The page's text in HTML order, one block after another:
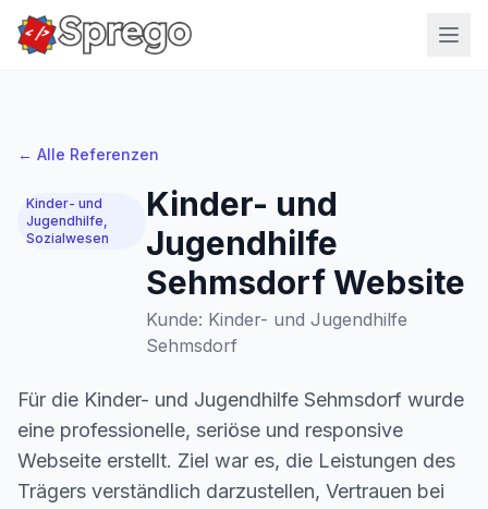
← Alle Referenzen
Kinder- und
Jugendhilfe,
Sozialwesen
Kinder- und
Jugendhilfe
Sehmsdorf Website
Kunde: Kinder- und Jugendhilfe
Sehmsdorf
Für die Kinder- und Jugendhilfe Sehmsdorf wurde
eine professionelle, seriöse und responsive
Webseite erstellt. Ziel war es, die Leistungen des
Trägers verständlich darzustellen, Vertrauen bei